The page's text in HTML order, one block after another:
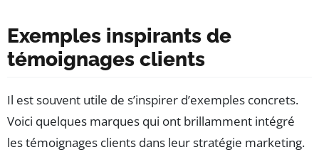
Exemples inspirants de
témoignages clients
Il est souvent utile de s’inspirer d’exemples concrets.
Voici quelques marques qui ont brillamment intégré
les témoignages clients dans leur stratégie marketing.